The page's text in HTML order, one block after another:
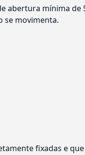
abertura mínima de
se movimenta.
fixadas e